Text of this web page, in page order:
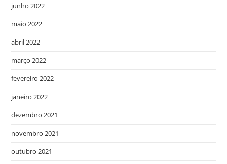
junho 2022
maio 2022
abril 2022
março 2022
fevereiro 2022
janeiro 2022
dezembro 2021
novembro 2021
outubro 2021